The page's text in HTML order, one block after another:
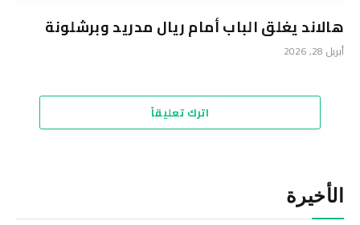
هالاند يغلق الباب أمام ريال مدريد وبرشلونة
أبريل 28, 2026
اترك تعليقاً
الأخيرة